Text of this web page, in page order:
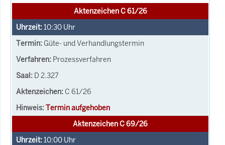
Aktenzeichen C 61/26
10:30 Uhr
Güte- und Verhandlungstermin
Prozessverfahren
D 2.327
C 61/26
Termin aufgehoben
Aktenzeichen C 69/26
10:00 Uhr